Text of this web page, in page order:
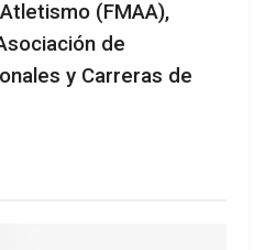
(FMAA),
de
y Carreras de